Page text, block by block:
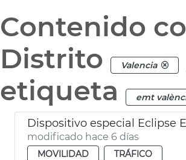
Contenido
Distrito
Valencia
etiqueta
emt
modificado hace 6 días
MOVILIDAD
TRÁFICO